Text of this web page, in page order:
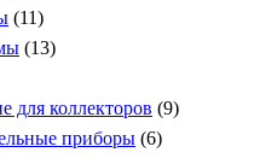
(11)
(13)
для коллекторов (9)
приборы (6)